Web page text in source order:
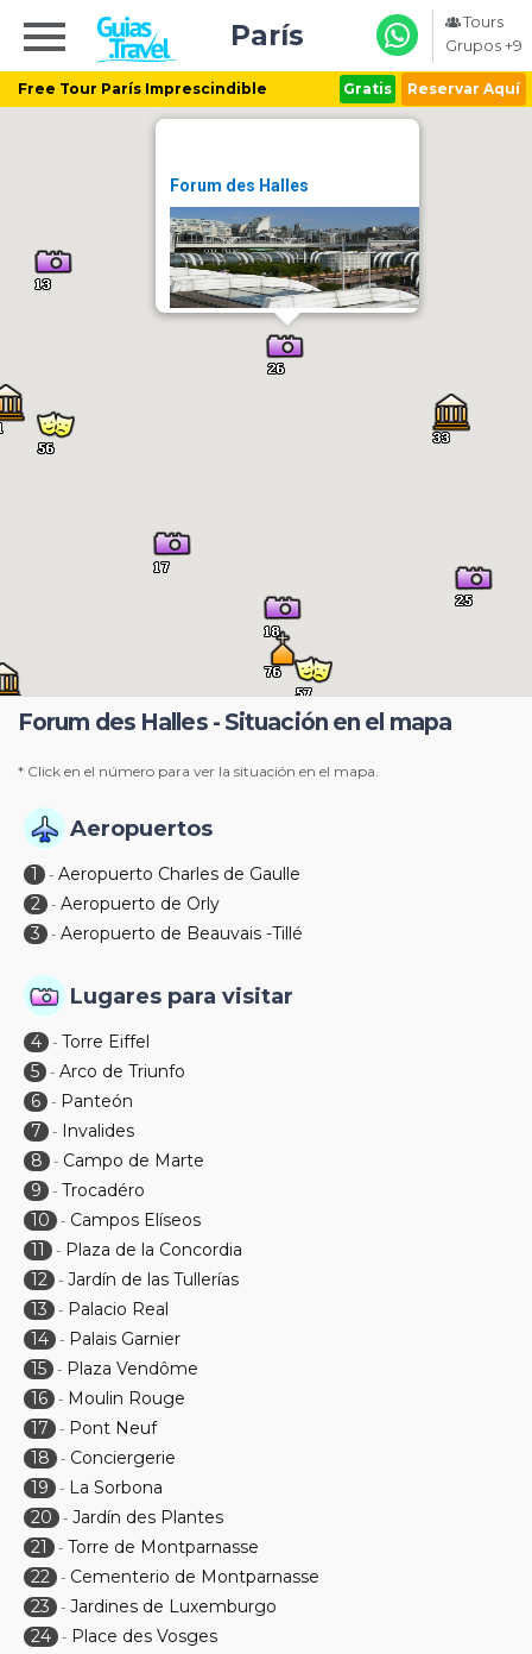
Free Tour París Imprescindible Gratis Reservar Aquí
París
Tours
Grupos +9
Forum des Halles
Forum des Halles - Situación en el mapa
* Click en el número para ver la situación en el mapa.
Aeropuertos
1 - Aeropuerto Charles de Gaulle
2 - Aeropuerto de Orly
3
- Aeropuerto de Beauvais -Tillé
Lugares para visitar
4 - Torre Eiffel
5 - Arco de Triunfo
6 - Panteón
7
- Invalides
8
- Campo de Marte
9
- Trocadéro
10
- Campos Elíseos
11
- Plaza de la Concordia
12 - Jardín de las Tullerías
13
- Palacio Real
14 - Palais Garnier
15 - Plaza Vendôme
16 - Moulin Rouge
17
- Pont Neuf
18
- Conciergerie
19
- La Sorbona
20
- Jardín des Plantes
21
- Torre de Montparnasse
22 - Cementerio de Montparnasse
23
- Jardines de Luxemburgo
24 - Place des Vosges